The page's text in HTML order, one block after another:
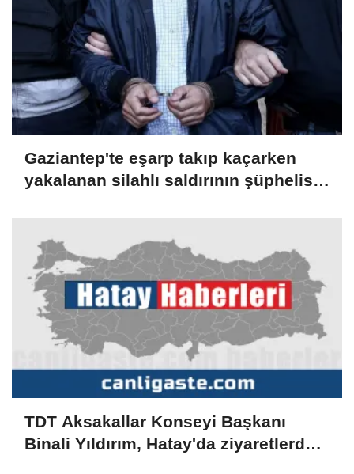
Gaziantep'te eşarp takıp kaçarken
yakalanan silahlı saldırının şüphelisi
TDT Aksakallar Konseyi Başkanı
Binali Yıldırım, Hatay'da ziyaretlerde